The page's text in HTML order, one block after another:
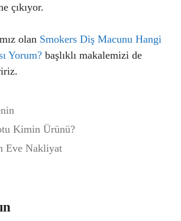
çıkıyor.
olan Smokers Diş Macunu Hangi
Yorum? başlıklı makalemizi de
Kimin Ürünü?
Eve Nakliyat